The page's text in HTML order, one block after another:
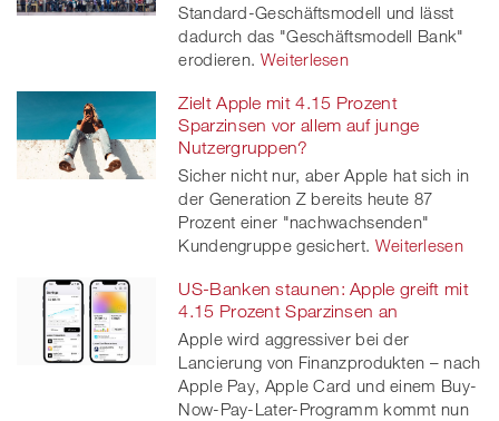
Standard-Geschäftsmodell und lässt
dadurch das "Geschäftsmodell Bank"
erodieren. Weiterlesen
Zielt Apple mit 4.15 Prozent
Sparzinsen vor allem auf junge
Nutzergruppen?
Sicher nicht nur, aber Apple hat sich in
der Generation Z bereits heute 87
Prozent einer "nachwachsenden"
Kundengruppe gesichert. Weiterlesen
US-Banken staunen: Apple greift mit
4.15 Prozent Sparzinsen an
Apple wird aggressiver bei der
Lancierung von Finanzprodukten – nach
Apple Pay, Apple Card und einem Buy-
Now-Pay-Later-Programm kommt nun